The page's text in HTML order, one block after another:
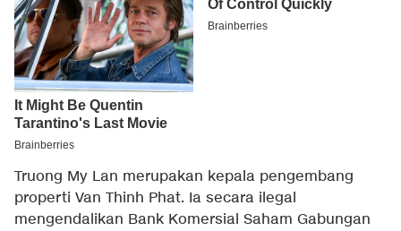
Truong My Lan merupakan kepala pengembang
properti Van Thinh Phat. Ia secara ilegal
mengendalikan Bank Komersial Saham Gabungan